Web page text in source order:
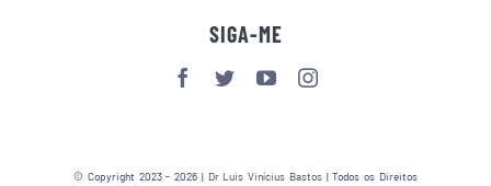
SIGA-ME
© Copyright 2023 - 2026 | Dr Luis Vinícius Bastos| Todos os Direitos